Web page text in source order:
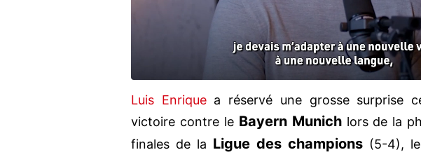
Luis Enriquea réservé une grosse surprise
victoire contre le Bayern Munichlors de la
finales de la Ligue des champions (5-4), le